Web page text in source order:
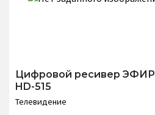
Цифровой ресивер ЭФИР
HD-515
Телевидение